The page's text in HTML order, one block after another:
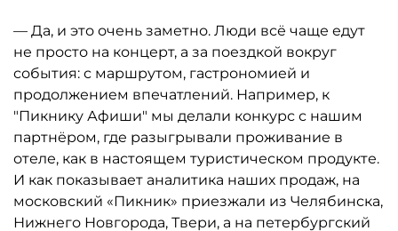
— Да, и это очень заметно. Люди всё чаще едут
не просто на концерт, а за поездкой вокруг
события: с маршрутом, гастрономией и
продолжением впечатлений. Например, к
"Пикнику Афиши" мы делали конкурс с нашим
партнёром, где разыгрывали проживание в
отеле, как в настоящем туристическом продукте.
И как показывает аналитика наших продаж, на
московский «Пикник» приезжали из Челябинска,
Нижнего Новгорода, Твери, а на петербургский